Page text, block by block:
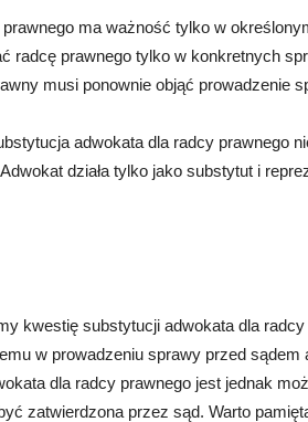
ma ważność tylko w
radcę prawnego tylko w konkretnych
musi ponownie objąć prowadzenie
adwokata dla radcy prawnego
działa tylko jako substytut i
kwestię substytucji adwokata dla
w prowadzeniu sprawy przed sądem
dla radcy prawnego jest jednak
zatwierdzona przez sąd. Warto